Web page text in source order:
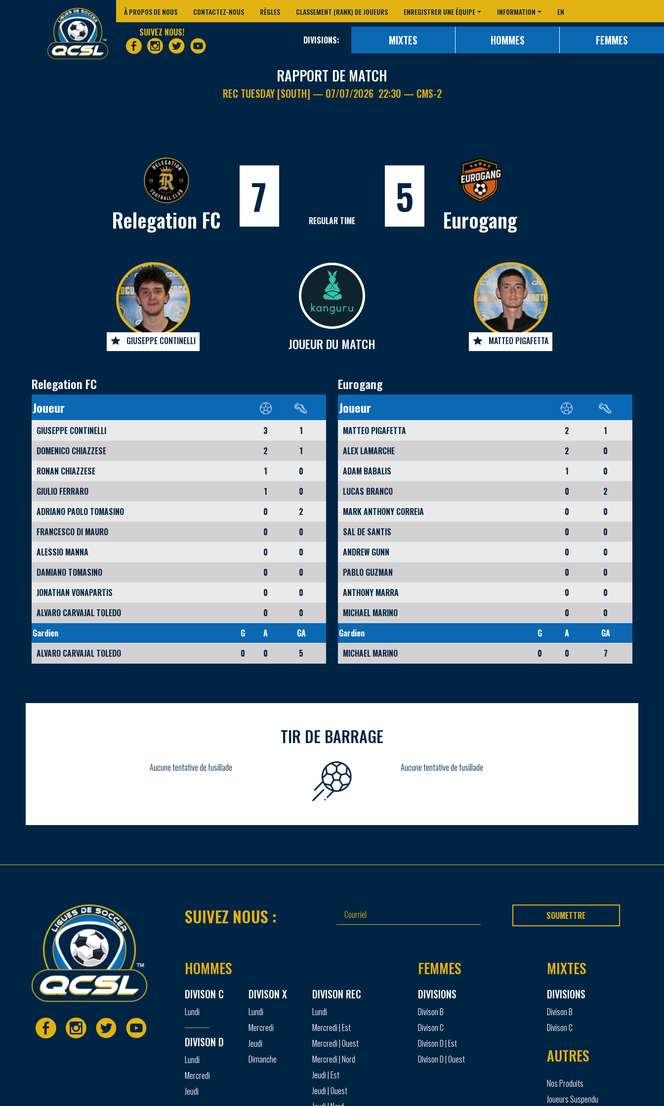
À PROPOS DE NOUS CONTACTEZ-NOUS RÈGLES CLASSEMENT (RANK) DE JOUEURS ENREGISTRER UNE ÉQUIPE INFORMATION EN
SUIVEZ NOUS!
DIVISIONS: MIXTES HOMMES FEMMES
RAPPORT DE MATCH
REC TUESDAY [SOUTH] — 07/07/2026 22:30 — CMS-2
Relegation FC 7 REGULAR TIME 5 Eurogang
GIUSEPPE CONTINELLI JOUEUR DU MATCH MATTEO PIGAFETTA
Relegation FC
Joueur
GIUSEPPE CONTINELLI 3
1
DOMENICO CHIAZZESE
2
1
RONAN CHIAZZESE
1
0
GIULIO FERRARO
1
0
ADRIANO PAOLO TOMASINO
0
2
FRANCESCO DI MAURO
0
0
ALESSIO MANNA
0
0
DAMIANO TOMASINO
0
0
JONATHAN VONAPARTIS
0
0
ALVARO CARVAJAL TOLEDO
0
0
Gardien
G A
GA
ALVARO CARVAJAL TOLEDO
0 0 5
Eurogang
Joueur
MATTEO PIGAFETTA 2
1
ALEX LAMARCHE
2
0
ADAM BABALIS
1
0
LUCAS BRANCO
0
2
MARK ANTHONY CORREIA
0
0
SAL DE SANTIS
0
0
ANDREW GUNN
0
0
PABLO GUZMAN
0
0
ANTHONY MARRA
0
0
MICHAEL MARINO
0
0
Gardien
G A
GA
MICHAEL MARINO
0 0 7
TIR DE BARRAGE
Aucune tentative de fusillade Aucune tentative de fusillade
SUIVEZ NOUS : SOUMETTRE
HOMMES
DIVISON C
Lundi
DIVISON D
Lundi
Mercredi
Jeudi
DIVISON X
Lundi
Mercredi
Jeudi
Dimanche
DIVISON REC
Lundi
Mercredi | Est
Mercredi | Ouest
Mercredi | Nord
Jeudi | Est
Jeudi | Ouest
FEMMES
DIVISIONS
Divison B
Divison C
Divison D | Est
Divison D | Ouest
MIXTES
DIVISIONS
Divison B
Divison C
AUTRES
Nos Produits
Joueurs Suspendu